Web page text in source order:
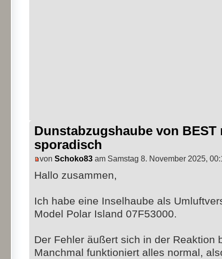
Dunstabzugshaube von BEST
sporadisch
von Schoko83 am Samstag 8. November 2025,
Hallo zusammen,
Ich habe eine Inselhaube als
Model Polar Island 07F53000.
Der Fehler äußert sich in der Reaktion
Manchmal funktioniert alles normal,